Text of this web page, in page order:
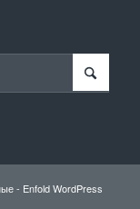
- Enfold WordPress